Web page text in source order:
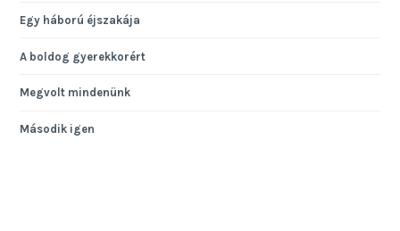
Egy háború éjszakája
A boldog gyerekkorért
Megvolt mindenünk
Második igen